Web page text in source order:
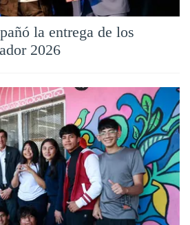
la entrega de los
2026